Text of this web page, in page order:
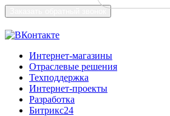
Интернет-магазины
Отраслевые решения
Техподдержка
Интернет-проекты
Разработка
Битрикс24